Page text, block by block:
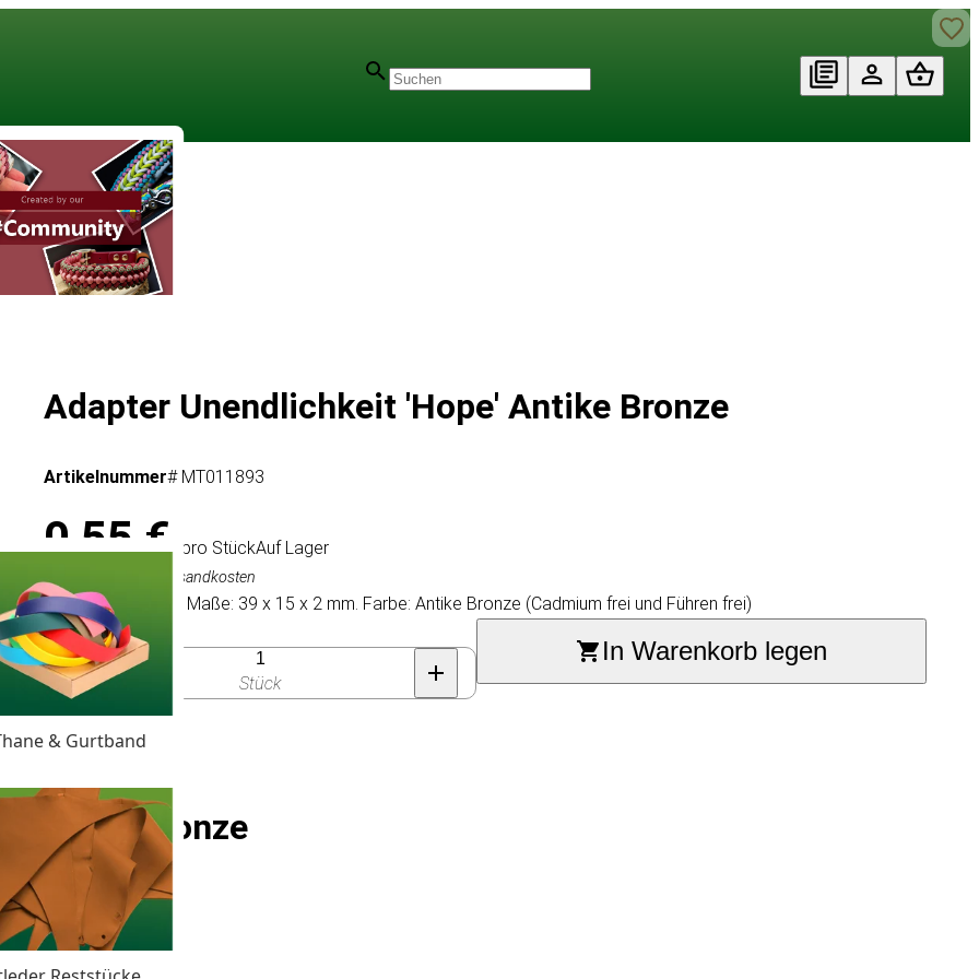
& Gurtband
Adapter Unendlichkeit 'Hope' Antike Bronze
Artikelnummer# MT011893
0,55 €/ pro StückAuf Lager
Inkl. MwSt., exkl. Versandkosten
Technische Daten: Maße: 39 x 15 x 2 mm. Farbe: Antike Bronze (Cadmium frei und Führen frei)
Anzahl
Stück
In Warenkorb legen
Antike Bronze